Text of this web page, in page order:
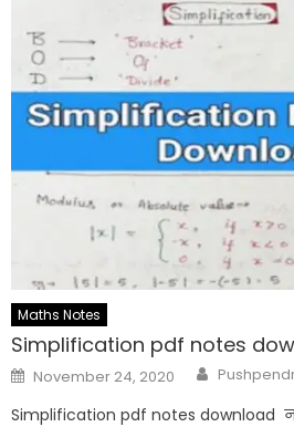
Maths Notes
Simplification pdf notes
Posted
on
November 24, 2020 Author
Simplification pdf notes download